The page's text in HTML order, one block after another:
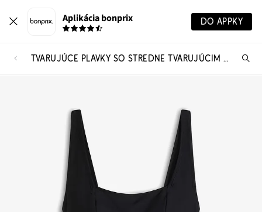
Aplikácia bonprix DO APPKY
TVARUJÚCE PLAVKY SO STREDNE TVARUJÚCIM EFEKTOM